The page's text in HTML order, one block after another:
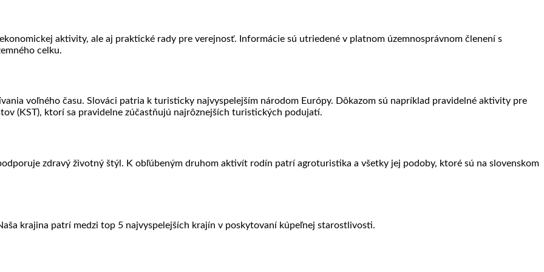
aktivity, ale aj praktické rady pre verejnosť. Informácie sú utriedené v platnom územnosprávnom členení s
celku.
voľného času. Slováci patria k turisticky najvyspelejším národom Európy. Dôkazom sú napríklad pravidelné aktivity pre
(KST), ktorí sa pravidelne zúčastňujú najrôznejších turistických podujatí.
zdravý životný štýl. K obľúbeným druhom aktivít rodín patrí agroturistika a všetky jej podoby, ktoré sú na slovenskom
krajina patrí medzi top 5 najvyspelejších krajín v poskytovaní kúpeľnej starostlivosti.